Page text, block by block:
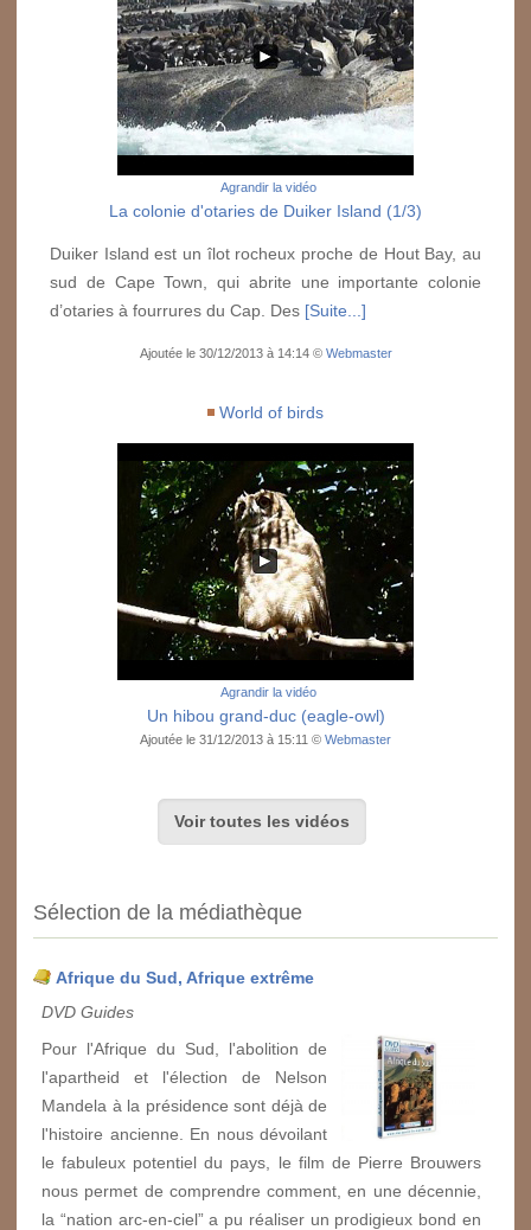
Agrandir la vidéo
La colonie d'otaries de Duiker Island (1/3)
Duiker Island est un îlot rocheux proche de Hout Bay, au
sud de Cape Town, qui abrite une importante colonie
d’otaries à fourrures du Cap. Des [Suite...]
Ajoutée le 30/12/2013 à 14:14 © Webmaster
World of birds
Agrandir la vidéo
Un hibou grand-duc (eagle-owl)
Ajoutée le 31/12/2013 à 15:11 © Webmaster
Voir toutes les vidéos
Sélection de la médiathèque
Afrique du Sud, Afrique extrême
DVD Guides
Pour l'Afrique du Sud, l'abolition de
l'apartheid et l'élection de Nelson
Mandela à la présidence sont déjà de
l'histoire ancienne. En nous dévoilant
le fabuleux potentiel du pays, le film de Pierre Brouwers
nous permet de comprendre comment, en une décennie,
la “nation arc-en-ciel” a pu réaliser un prodigieux bond en